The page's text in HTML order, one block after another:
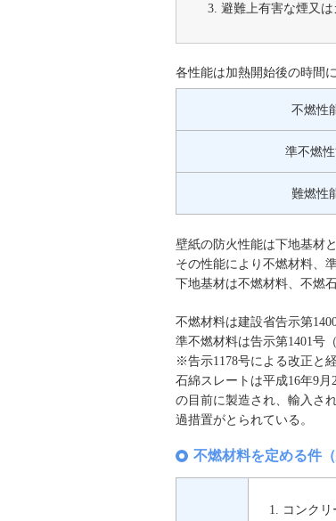
避難上有害な煙又は
各性能は加熱開始後の時間
不燃性
準不燃
難燃性
壁紙の防火性能は下地基材
その性能により不燃材料、
下地基材は不燃材料、不燃
不燃材料は建設省告示第
準不燃材料は告示第1401号
※告示1178号による改正と
石綿スレートは平成16年9
の目前に製造され、輸入さ
過措置がとられている。
不燃材料を定める件
コンクリ